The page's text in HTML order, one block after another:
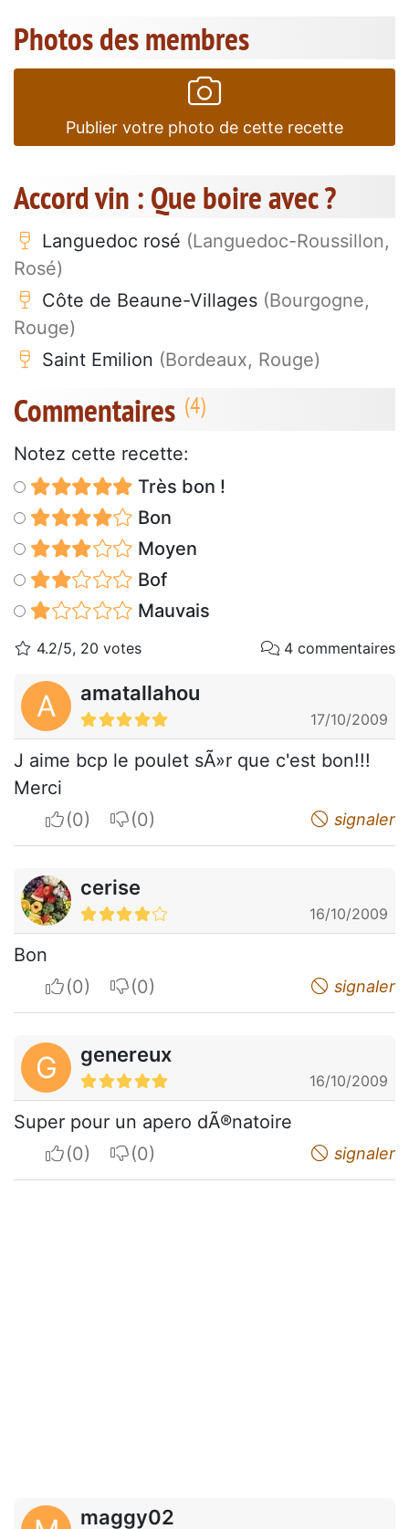
Photos des membres
Publier votre photo de cette recette
Accord vin : Que boire avec ?
Languedoc rosé (Languedoc-Roussillon,
Rosé)
Côte de Beaune-Villages (Bourgogne,
Rouge)
Saint Emilion (Bordeaux, Rouge)
Commentaires
Notez cette recette:
Très bon !
Bon
Moyen
Bof
Mauvais
4.2/5, 20 votes 4 commentaires
A amatallahou
17/10/2009
J aime bcp le poulet sÃ»r que c'est bon!!!
Merci
I apreciateI do not appreciate signaler
cerise
16/10/2009
Bon
I apreciateI do not appreciate signaler
G genereux
16/10/2009
Super pour un apero dÃ®natoire
I apreciateI do not appreciate signaler
maggy02